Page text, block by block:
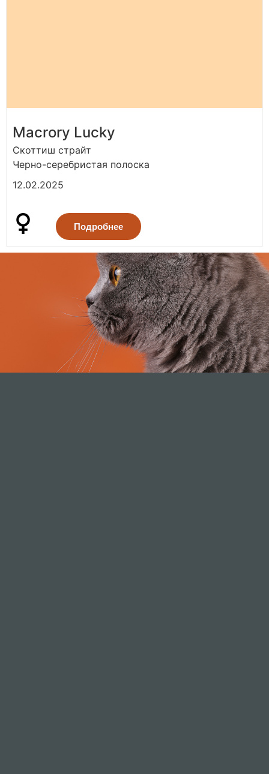
Macrory Lucky
Скоттиш страйт
Черно-серебристая полоска
12.02.2025
Подробнее